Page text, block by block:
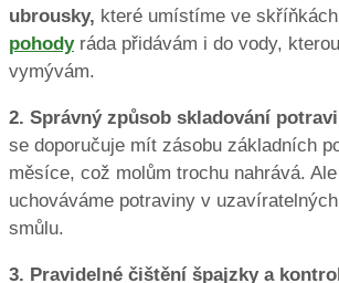
ubrousky, které umístíme ve
pohodyráda přidávám i do vody,
vymývám.
2. Správný způsob skladování
se doporučuje mít zásobu základních
měsíce, což molům trochu nahrává.
uchováváme potraviny v
smůlu.
3. Pravidelné čištění špajzky a